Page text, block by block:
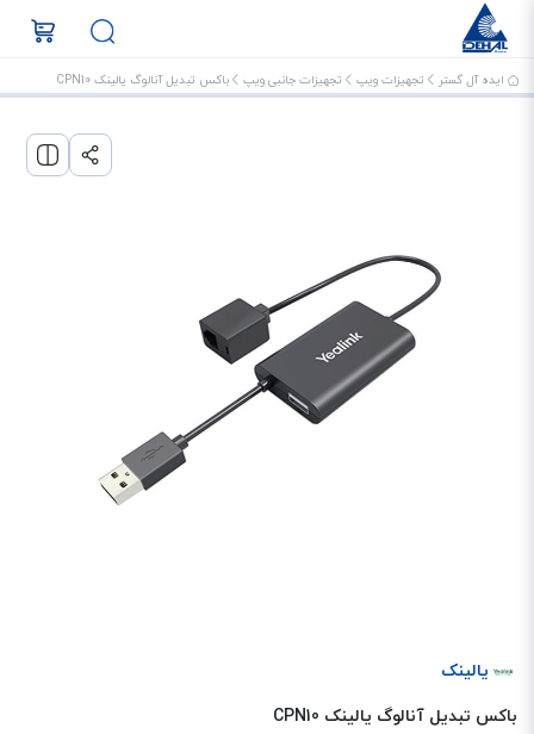
ایده آل گستر تجهیزات ویپ تجهیزات جانبی ویپ باکس تبدیل آنالوگ یالینک CPN10
یالینک
باکس تبدیل آنالوگ یالینک CPN10